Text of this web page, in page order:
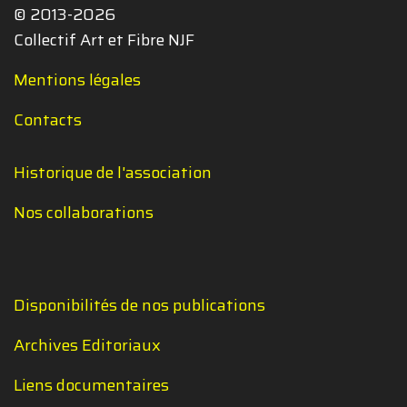
© 2013-2026
Collectif Art et Fibre NJF
Mentions légales
Contacts
Historique de l'association
Nos collaborations
Disponibilités de nos publications
Archives Editoriaux
Liens documentaires